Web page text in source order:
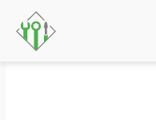
Przejdź
ilość
Pokrywka
palnika
WOK
płyty